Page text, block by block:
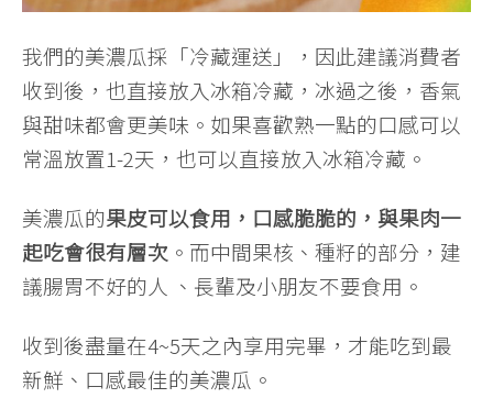
我們的美濃瓜採「冷藏運送」，因此建議消費者
收到後，也直接放入冰箱冷藏，冰過之後，香氣
與甜味都會更美味。如果喜歡熟一點的口感可以
常溫放置1-2天，也可以直接放入冰箱冷藏。
美濃瓜的果皮可以食用，口感脆脆的，與果肉一
起吃會很有層次 。而中間果核、種籽的部分，建
議腸胃不好的人 、長輩及小朋友不要食用。
收到後盡量在4~5天之內享用完畢，才能吃到最
新鮮、口感最佳的美濃瓜。